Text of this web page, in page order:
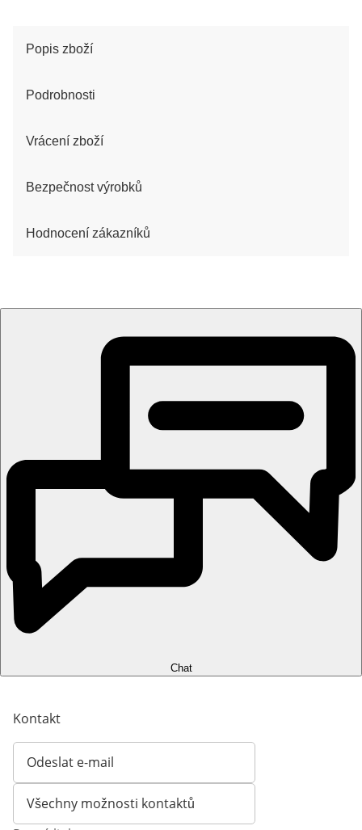
Popis zboží
Podrobnosti
Vrácení zboží
Bezpečnost výrobků
Hodnocení zákazníků
Chat
Kontakt
Odeslat e-mail
Otevírá e-mailového klienta
Všechny možnosti kontaktů